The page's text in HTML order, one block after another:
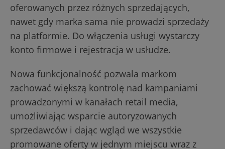
oferowanych przez różnych sprzedających,
nawet gdy marka sama nie prowadzi sprzedaży
na platformie. Do włączenia usługi wystarczy
konto firmowe i rejestracja w usłudze.
Nowa funkcjonalność pozwala markom
zachować większą kontrolę nad kampaniami
prowadzonymi w kanałach retail media,
umożliwiając wsparcie autoryzowanych
sprzedawców i dając wgląd we wszystkie
promowane oferty w jednym miejscu wraz z